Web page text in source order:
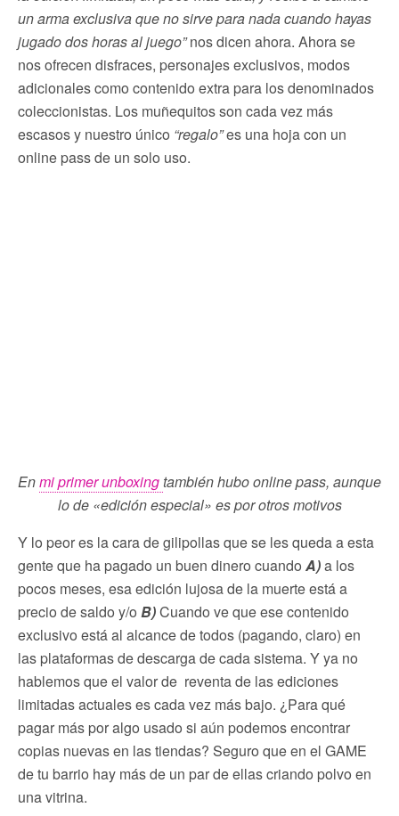
un arma exclusiva que no sirve para nada cuando hayas
jugado dos horas al juego”nos dicen ahora. Ahora se
nos ofrecen disfraces, personajes exclusivos, modos
adicionales como contenido extra para los denominados
coleccionistas. Los muñequitos son cada vez más
escasos y nuestro único “regalo”es una hoja con un
online pass de un solo uso.
Enmi primer unboxingtambién hubo online pass, aunque
lo de «edición especial» es por otros motivos
Y lo peor es la cara de gilipollas que se les queda a esta
gente que ha pagado un buen dinero cuando A)a los
pocos meses, esa edición lujosa de la muerte está a
precio de saldo y/o B)Cuando ve que ese contenido
exclusivo está al alcance de todos (pagando, claro) en
las plataformas de descarga de cada sistema. Y ya no
hablemos que el valor de reventa de las ediciones
limitadas actuales es cada vez más bajo. ¿Para qué
pagar más por algo usado si aún podemos encontrar
copias nuevas en las tiendas? Seguro que en el GAME
de tu barrio hay más de un par de ellas criando polvo en
una vitrina.